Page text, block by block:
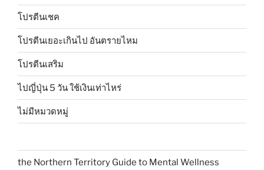
โปรตีนเชค
โปรตีนเยอะเกินไป อันตรายไหม
โปรตีนเสริม
ไปญี่ปุ่น 5 วัน ใช้เงินเท่าไหร่
ไม่มีหมวดหมู่
the Northern Territory Guide to Mental Wellness